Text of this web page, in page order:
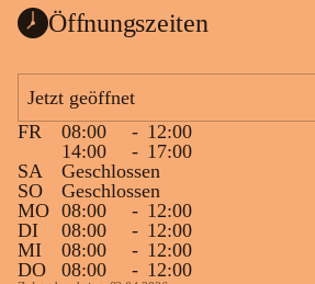
Öffnungszeiten
Jetzt geöffnet
FR
08:00 - 12:00
14:00
- 17:00
SA
Geschlossen
SO
Geschlossen
MO 08:00 - 12:00
DI
08:00 - 12:00
MI
08:00 - 12:00
DO
08:00 - 12:00